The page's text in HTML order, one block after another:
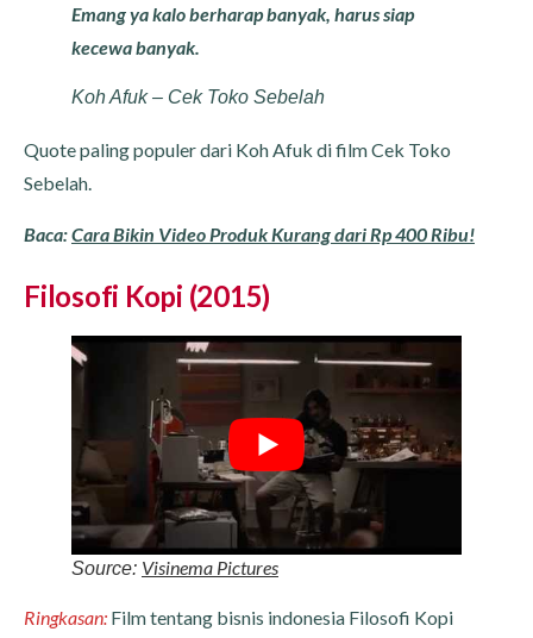
Emang ya kalo berharap banyak, harus siap
kecewa banyak.
Koh Afuk – Cek Toko Sebelah
Quote paling populer dari Koh Afuk di film Cek Toko
Sebelah.
Baca:Cara Bikin Video Produk Kurang dari Rp 400 Ribu!
Filosofi Kopi (2015)
Source: Visinema Pictures
Ringkasan: Film tentang bisnis indonesia Filosofi Kopi